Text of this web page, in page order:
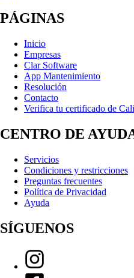
PÁGINAS
Inicio
Empresas
Clar Software
App Mantenimiento
Resolución
Contacto
Verifica tu certificado de
CENTRO DE
Servicios
Condiciones y restricciones
Preguntas frecuentes
Política de Privacidad
Ayuda
SÍGUENOS